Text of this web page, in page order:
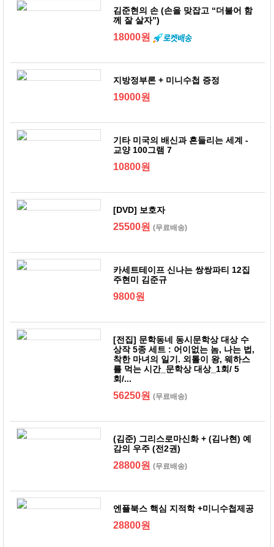
김준현의 손 (손을 맞잡고 “더불어 함
께 잘 살자”)
18000원
지방정부론 + 미니수첩 증정
19000원
기타 미국의 배신과 흔들리는 세계 -
교양 100그램 7
10800원
[DVD] 보호자
25500원(무료배송)
카세트테이프 신나는 쌍쌍파티 12집
주현미 김준규
9800원
[전집] 문학동네 동시문학상 대상 수
상작 5종 세트 : 어이없는 놈, 나는 법,
착한 마녀의 일기. 외톨이 왕, 웨하스
를 먹는 시간_문학상 대상_1회/ 5
회/...
56250원(무료배송)
(김준) 그리스로마신화 + (김나현) 예
감의 우주 (전2권)
28800원(무료배송)
엔플북스 핵심 지적학 +미니수첩제공
28800원